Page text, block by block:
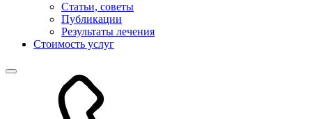
Статьи, советы
Публикации
Результаты лечения
Стоимость услуг